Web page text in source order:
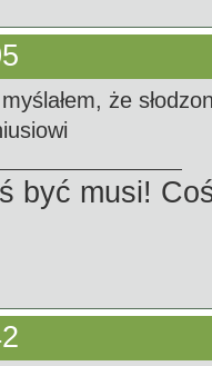
że
być musi!